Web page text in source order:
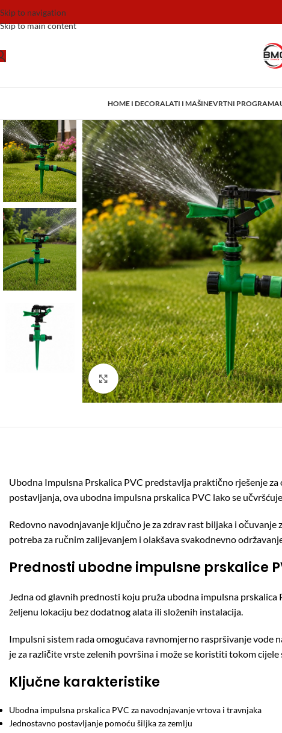
Skip to navigation
Skip to main content
HOME I DECORALATI I MAŠINEVRTNI PROGRAM
Click to enlarge
Ubodna Impulsna Prskalica PVC predstavlja praktično rješenje
postavljanja, ova ubodna impulsna prskalica PVC lako se
Redovno navodnjavanje ključno je za zdrav rast biljaka i
potreba za ručnim zalijevanjem i olakšava svakodnevno
Prednosti ubodne impulsne prskalice
Jedna od glavnih prednosti koju pruža ubodna impulsna
željenu lokaciju bez dodatnog alata ili složenih instalacija.
Impulsni sistem rada omogućava ravnomjerno raspršivanje
je za različite vrste zelenih površina i može se koristiti tokom cijele
Ključne karakteristike
Ubodna impulsna prskalica PVC za navodnjavanje vrtova i travnjaka
Jednostavno postavljanje pomoću šiljka za zemlju